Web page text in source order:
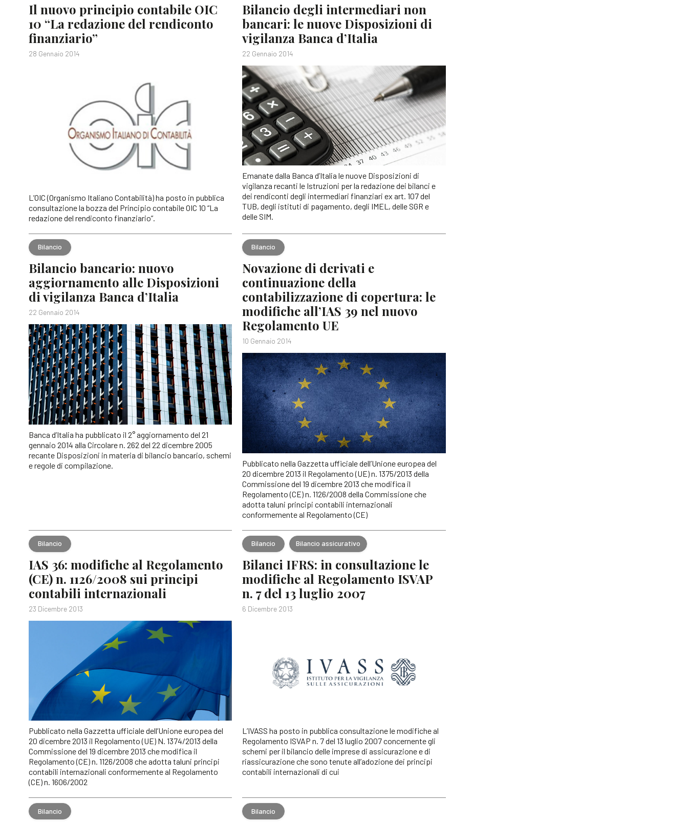
Il nuovo principio contabile OIC
10 “La redazione del rendiconto
finanziario”
28 Gennaio 2014
L’OIC (Organismo Italiano Contabilità) ha posto in pubblica
consultazione la bozza del Principio contabile OIC 10 “La
redazione del rendiconto finanziario”.
Bilancio degli intermediari non
bancari: le nuove Disposizioni di
vigilanza Banca d’Italia
22 Gennaio 2014
Emanate dalla Banca d’Italia le nuove Disposizioni di
vigilanza recanti le Istruzioni per la redazione dei bilanci e
dei rendiconti degli intermediari finanziari ex art. 107 del
TUB, degli istituti di pagamento, degli IMEL, delle SGR e
delle SIM.
Bilancio
Bilancio bancario: nuovo
aggiornamento alle Disposizioni
di vigilanza Banca d’Italia
22 Gennaio 2014
Banca d’Italia ha pubblicato il 2° aggiornamento del 21
gennaio 2014 alla Circolare n. 262 del 22 dicembre 2005
recante Disposizioni in materia di bilancio bancario, schemi
e regole di compilazione.
Bilancio
Novazione di derivati e
continuazione della
contabilizzazione di copertura: le
modifiche all’IAS 39 nel nuovo
Regolamento UE
10 Gennaio 2014
Pubblicato nella Gazzetta ufficiale dell’Unione europea del
20 dicembre 2013 il Regolamento (UE) n. 1375/2013 della
Commissione del 19 dicembre 2013 che modifica il
Regolamento (CE) n. 1126/2008 della Commissione che
adotta taluni principi contabili internazionali
conformemente al Regolamento (CE)
Bilancio
IAS 36: modifiche al Regolamento
(CE) n. 1126/2008 sui principi
contabili internazionali
23 Dicembre 2013
Pubblicato nella Gazzetta ufficiale dell’Unione europea del
20 dicembre 2013 il Regolamento (UE) N. 1374/2013 della
Commissione del 19 dicembre 2013 che modifica il
Regolamento (CE) n. 1126/2008 che adotta taluni principi
contabili internazionali conformemente al Regolamento
(CE) n. 1606/2002
Bilancio Bilancio assicurativo
Bilanci IFRS: in consultazione le
modifiche al Regolamento ISVAP
n. 7 del 13 luglio 2007
6 Dicembre 2013
L’IVASS ha posto in pubblica consultazione le modifiche al
Regolamento ISVAP n. 7 del 13 luglio 2007 concernente gli
schemi per il bilancio delle imprese di assicurazione e di
riassicurazione che sono tenute all’adozione dei principi
contabili internazionali di cui
Bilancio Bilancio